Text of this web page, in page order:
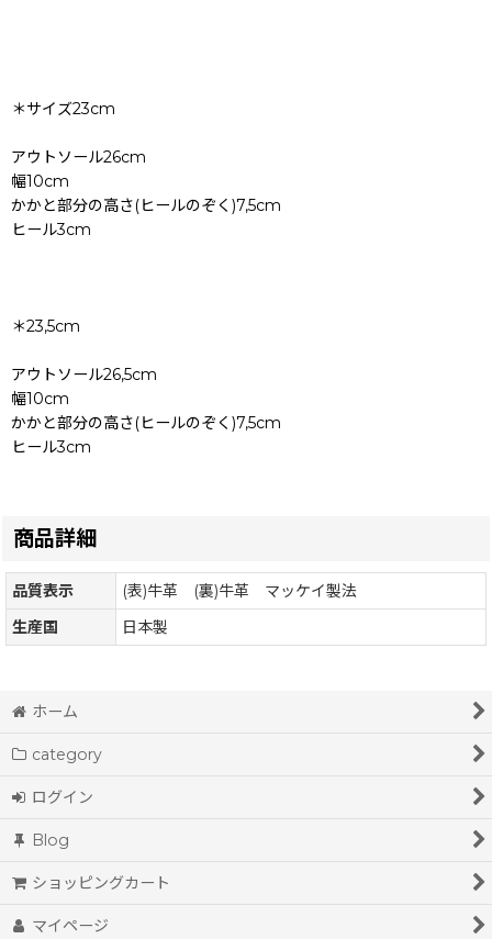
＊サイズ23cm
アウトソール26cm
幅10cm
かかと部分の高さ(ヒールのぞく)7,5cm
ヒール3cm
＊23,5cm
アウトソール26,5cm
幅10cm
かかと部分の高さ(ヒールのぞく)7,5cm
ヒール3cm
商品詳細
品質表示
(表)牛革 (裏)牛革 マッケイ製法
生産国
日本製
ホーム
category
ログイン
Blog
ショッピングカート
マイページ